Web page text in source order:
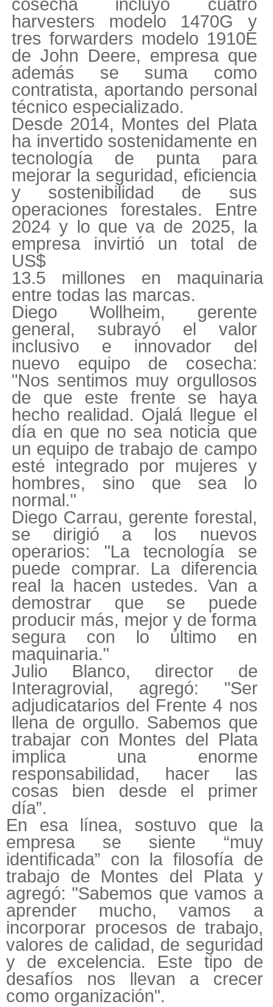
cosecha incluyó cuatro
harvesters modelo 1470G y
tres forwarders modelo 1910E
de John Deere, empresa que
además se suma como
contratista, aportando personal
técnico especializado.
Desde 2014, Montes del Plata
ha invertido sostenidamente en
tecnología de punta para
mejorar la seguridad, eficiencia
y sostenibilidad de sus
operaciones forestales. Entre
2024 y lo que va de 2025, la
empresa invirtió un total de
US$
13.5 millones en maquinaria
entre todas las marcas.
Diego Wollheim, gerente
general, subrayó el valor
inclusivo e innovador del
nuevo equipo de cosecha:
"Nos sentimos muy orgullosos
de que este frente se haya
hecho realidad. Ojalá llegue el
día en que no sea noticia que
un equipo de trabajo de campo
esté integrado por mujeres y
hombres, sino que sea lo
normal."
Diego Carrau, gerente forestal,
se dirigió a los nuevos
operarios: "La tecnología se
puede comprar. La diferencia
real la hacen ustedes. Van a
demostrar que se puede
producir más, mejor y de forma
segura con lo último en
maquinaria."
Julio Blanco, director de
Interagrovial, agregó: "Ser
adjudicatarios del Frente 4 nos
llena de orgullo. Sabemos que
trabajar con Montes del Plata
implica una enorme
responsabilidad, hacer las
cosas bien desde el primer
día”.
En esa línea, sostuvo que la
empresa se siente “muy
identificada” con la filosofía de
trabajo de Montes del Plata y
agregó: "Sabemos que vamos a
aprender mucho, vamos a
incorporar procesos de trabajo,
valores de calidad, de seguridad
y de excelencia. Este tipo de
desafíos nos llevan a crecer
como organización".